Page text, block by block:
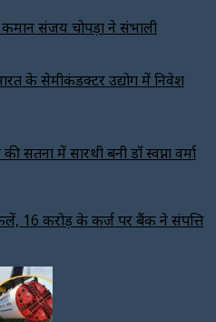
संजय चोपड़ा ने संभाली
के सेमीकंडक्टर उद्योग में निवेश
सतना में सारथी बनी डाॅ स्वप्ना वर्मा
₹16 करोड़ के कर्ज पर बैंक ने संपत्ति